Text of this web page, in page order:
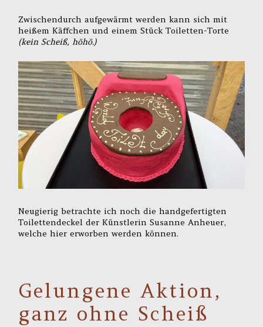
Zwischendurch aufgewärmt werden kann sich mit
heißem Käffchen und einem Stück Toiletten-Torte
(kein Scheiß, höhö.)
Neugierig betrachte ich noch die handgefertigten
Toilettendeckel der Künstlerin Susanne Anheuer,
welche hier erworben werden können.
Gelungene Aktion,
ganz ohne Scheiß